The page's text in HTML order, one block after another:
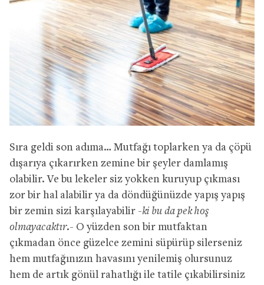
Sıra geldi son adıma… Mutfağı toplarken ya da çöpü
dışarıya çıkarırken zemine bir şeyler damlamış
olabilir. Ve bu lekeler siz yokken kuruyup çıkması
zor bir hal alabilir ya da döndüğünüzde yapış yapış
bir zemin sizi karşılayabilir -ki bu da pek hoş
olmayacaktır.- O yüzden son bir mutfaktan
çıkmadan önce güzelce zemini süpürüp silerseniz
hem mutfağınızın havasını yenilemiş olursunuz
hem de artık gönül rahatlığı ile tatile çıkabilirsiniz